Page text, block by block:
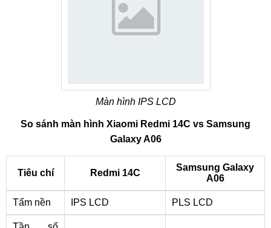
Màn hình IPS LCD
So sánh màn hình Xiaomi Redmi 14C vs Samsung
Galaxy A06
Tiêu chí Redmi 14C
Samsung Galaxy
A06
Tấm nền IPS LCD PLS LCD